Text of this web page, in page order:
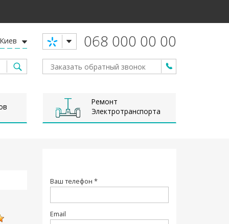
068 000 00 00
Киев
Ремонт
Электротранспорта
Ваш телефон *
Email